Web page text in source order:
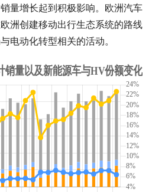
量增长起到积极影响。欧洲汽车
洲创建移动出行生态系统的路线
电动化转型相关的活动。